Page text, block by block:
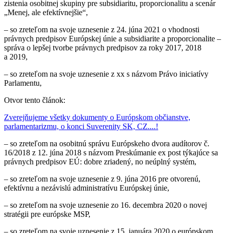
zistenia osobitnej skupiny pre subsidiaritu, proporcionalitu a scenár
„Menej, ale efektívnejšie“,
– so zreteľom na svoje uznesenie z 24. júna 2021 o vhodnosti
právnych predpisov Európskej únie a subsidiarite a proporcionalite –
správa o lepšej tvorbe právnych predpisov za roky 2017, 2018
a 2019,
– so zreteľom na svoje uznesenie z xx s názvom Právo iniciatívy
Parlamentu,
Otvor tento článok:
Zverejňujeme všetky dokumenty o Európskom občianstve,
parlamentarizmu, o konci Suverenity SK, CZ....!
– so zreteľom na osobitnú správu Európskeho dvora audítorov č.
16/2018 z 12. júna 2018 s názvom Preskúmanie ex post týkajúce sa
právnych predpisov EÚ: dobre zriadený, no neúplný systém,
– so zreteľom na svoje uznesenie z 9. júna 2016 pre otvorenú,
efektívnu a nezávislú administratívu Európskej únie,
– so zreteľom na svoje uznesenie zo 16. decembra 2020 o novej
stratégii pre európske MSP,